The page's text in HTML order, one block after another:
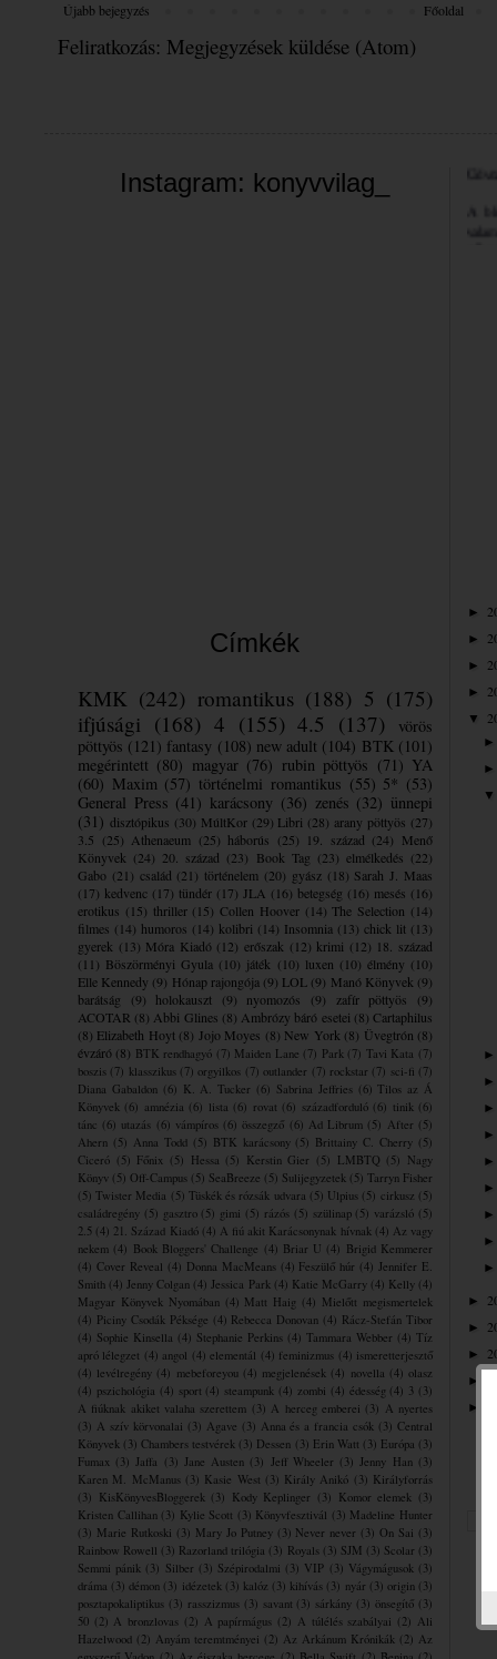
Újabb bejegyzés Főoldal
Feliratkozás: Megjegyzések küldése (Atom)
Instagram: konyvvilag_
Címkék
KMK (242) romantikus (188) 5 (175)
ifjúsági (168) 4 (155) 4.5 (137)
vörös
pöttyös (121) fantasy (108) new adult (104) BTK (101)
megérintett (80) magyar (76) rubin pöttyös (71) YA
(60) Maxim (57) történelmi romantikus (55) 5* (53)
General Press (41) karácsony (36) zenés (32) ünnepi
(31) disztópikus (30) MúltKor (29) Libri (28) arany pöttyös (27)
3.5 (25) Athenaeum (25) háborús (25) 19. század (24) Menő
Könyvek (24) 20. század (23) Book Tag (23) elmélkedés (22)
Gabo (21) család (21) történelem (20) gyász (18) Sarah J. Maas
(17) kedvenc (17) tündér (17) JLA (16) betegség (16) mesés (16)
erotikus (15) thriller (15) Collen Hoover (14) The Selection (14)
filmes (14) humoros (14) kolibri (14) Insomnia (13) chick lit (13)
gyerek (13) Móra Kiadó (12) erőszak (12) krimi (12) 18. század
(11) Böszörményi Gyula (10) játék (10) luxen (10) élmény (10)
Elle Kennedy (9) Hónap rajongója (9) LOL (9) Manó Könyvek (9)
barátság
(9) holokauszt (9) nyomozós (9) zafír pöttyös
(9)
ACOTAR (8) Abbi Glines (8) Ambrózy báró esetei (8) Cartaphilus
(8) Elizabeth Hoyt (8) Jojo Moyes (8) New York (8) Üvegtrón (8)
évzáró (8) BTK rendhagyó (7) Maiden Lane (7) Park (7) Tavi Kata (7)
boszis (7) klasszikus (7) orgyilkos (7) outlander (7) rockstar (7) sci-fi (7)
Diana Gabaldon (6) K. A. Tucker (6) Sabrina Jeffries (6) Tilos az Á
Könyvek (6) amnézia (6) lista (6) rovat (6) századforduló (6) tinik (6)
tánc (6) utazás (6) vámpíros (6) összegző (6) Ad Librum (5) After (5)
Ahern (5) Anna Todd (5) BTK karácsony (5) Brittainy C. Cherry (5)
Ciceró (5) Főnix (5) Hessa (5) Kerstin Gier (5) LMBTQ (5) Nagy
Könyv (5) Off-Campus (5) SeaBreeze (5) Sulijegyzetek (5) Tarryn Fisher
(5) Twister Media (5) Tüskék és rózsák udvara (5) Ulpius (5) cirkusz (5)
családregény (5) gasztro (5) gimi (5) rázós (5) szülinap (5) varázsló (5)
2.5 (4) 21. Század Kiadó (4) A fiú akit Karácsonynak hívnak (4) Az vagy
nekem (4) Book Bloggers' Challenge (4) Briar U (4) Brigid Kemmerer
(4) Cover Reveal (4) Donna MacMeans (4) Feszülő húr (4) Jennifer E.
Smith (4) Jenny Colgan (4) Jessica Park (4) Katie McGarry (4) Kelly (4)
Magyar Könyvek Nyomában (4) Matt Haig (4) Mielőtt megismertelek
(4) Piciny Csodák Péksége (4) Rebecca Donovan (4) Rácz-Stefán Tibor
(4) Sophie Kinsella (4) Stephanie Perkins (4) Tammara Webber (4) Tíz
apró lélegzet (4) angol (4) elementál (4) feminizmus (4) ismeretterjesztő
(4) levélregény (4) mebeforeyou (4) megjelenések (4) novella (4) olasz
(4) pszichológia (4) sport (4) steampunk (4) zombi (4) édesség (4) 3 (3)
A fiúknak akiket valaha szerettem (3) A herceg emberei (3) A nyertes
(3) A szív körvonalai (3) Agave (3) Anna és a francia csók (3) Central
Könyvek (3) Chambers testvérek (3) Dessen (3) Erin Watt (3) Európa (3)
Fumax (3) Jaffa (3) Jane Austen (3) Jeff Wheeler (3) Jenny Han (3)
Karen M. McManus (3) Kasie West (3) Király Anikó (3) Királyforrás
(3) KisKönyvesBloggerek (3) Kody Keplinger (3) Komor elemek (3)
Kristen Callihan (3) Kylie Scott (3) Könyvfesztivál (3) Madeline Hunter
(3) Marie Rutkoski (3) Mary Jo Putney (3) Never never (3) On Sai (3)
Rainbow Rowell (3) Razorland trilógia (3) Royals (3) SJM (3) Scolar (3)
Semmi pánik (3) Silber (3) Szépirodalmi (3) VIP (3) Vágymágusok (3)
dráma (3) démon (3) idézetek (3) kalóz (3) kihívás (3) nyár (3) origin (3)
posztapokaliptikus (3) rasszizmus (3) savant (3) sárkány (3) önsegítő (3)
50 (2) A bronzlovas (2) A papírmágus (2) A túlélés szabályai (2) Ali
Hazelwood (2) Anyám teremtményei (2) Az Arkánum Krónikák (2) Az
►
►
►
►
▼
►
►
►
►
►